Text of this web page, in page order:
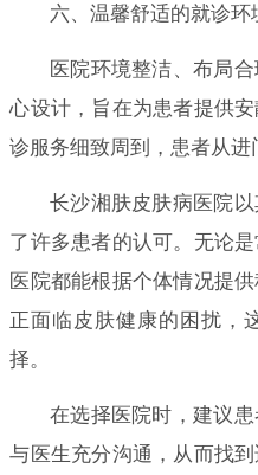
六、温馨舒适的就诊环
医院环境整洁、布局
心设计，旨在为患者提供
诊服务细致周到，患者从进
长沙湘肤皮肤病医院
了许多患者的认可。无论
医院都能根据个体情况提
正面临皮肤健康的困扰，
择。
在选择医院时，建议
与医生充分沟通，从而找